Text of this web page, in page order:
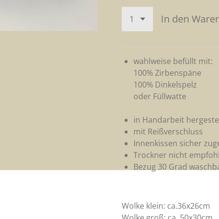
In den
wahlweise befüllt mit:
100% Zirbenspäne
100% Dinkelspelz
oder Füllwatte
in Handarbeit
mit Reißverschluss
Innenkissen sicher
Trockner nicht
Bezug 30 Grad
Wolke klein: ca.36x26cm